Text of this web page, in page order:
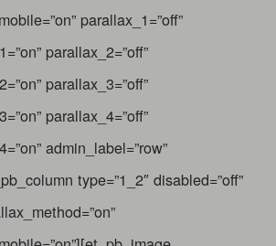
parallax_1=”off”
parallax_2=”off”
parallax_3=”off”
parallax_4=”off”
admin_label=”row”
type=”1_2″ disabled=”off”